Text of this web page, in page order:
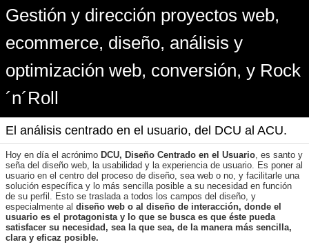
Gestión y dirección proyectos web,
ecommerce, diseño, análisis y
optimización web, conversión, y Rock
´n´Roll
El análisis centrado en el usuario, del DCU al ACU.
Hoy en día el acrónimo DCU, Diseño Centrado en el Usuario, es santo y
seña del diseño web, la usabilidad y la experiencia de usuario. Es poner al
usuario en el centro del proceso de diseño, sea web o no, y facilitarle una
solución específica y lo más sencilla posible a su necesidad en función
de su perfil. Esto se traslada a todos los campos del diseño, y
especialmente al diseño web o al diseño de interacción, donde el
usuario es el protagonista y lo que se busca es que éste pueda
satisfacer su necesidad, sea la que sea, de la manera más sencilla,
clara y eficaz posible.